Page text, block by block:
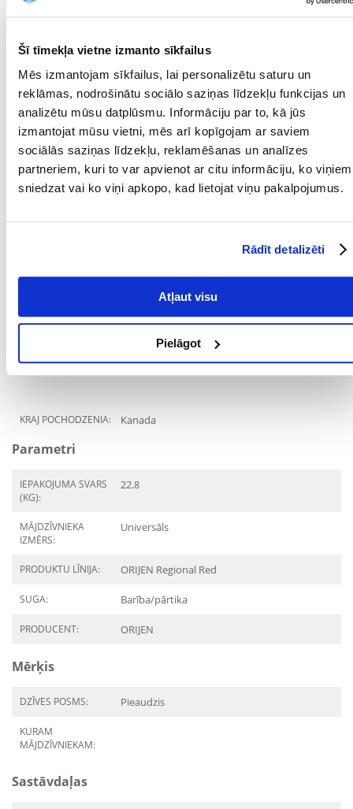
Šī tīmekļa vietne izmanto sīkfailus
Mēs izmantojam sīkfailus, lai personalizētu saturu un
reklāmas, nodrošinātu sociālo saziņas līdzekļu funkcijas un
analizētu mūsu datplūsmu. Informāciju par to, kā jūs
izmantojat mūsu vietni, mēs arī kopīgojam ar saviem
sociālās saziņas līdzekļu, reklamēšanas un analīzes
partneriem, kuri to var apvienot ar citu informāciju, ko viņiem
sniedzat vai ko viņi apkopo, kad lietojat viņu pakalpojumus.
Rādīt detalizēti
Atļaut visu
Pielāgot
KALORIJAS SASTĀVUMS: Metaboliskā enerģija: 3860 kcal/kg (483 kcal uz
125 g vai 250 ml).
Barošanas ieteikumi:
Suņa ķermeņa masa: Aktīvs dzīvesveids Mazāk aktīvs dzīvesveids:
2-5 kg 30-60 g 40-90 g
5-10 kg 60-120 g 90-150 g
10-20 kg 120-160 g 150-240 g
30-40 kg 240-280 g 330-420 g
KRAJ POCHODZENIA: Kanada
Parametri
IEPAKOJUMA SVARS
(KG):
22.8
MĀJDZĪVNIEKA
IZMĒRS:
Universāls
PRODUKTU LĪNIJA: ORIJEN Regional Red
SUGA: Barība/pārtika
PRODUCENT: ORIJEN
Mērķis
DZĪVES POSMS: Pieaudzis
KURAM
MĀJDZĪVNIEKAM:
Sastāvdaļas